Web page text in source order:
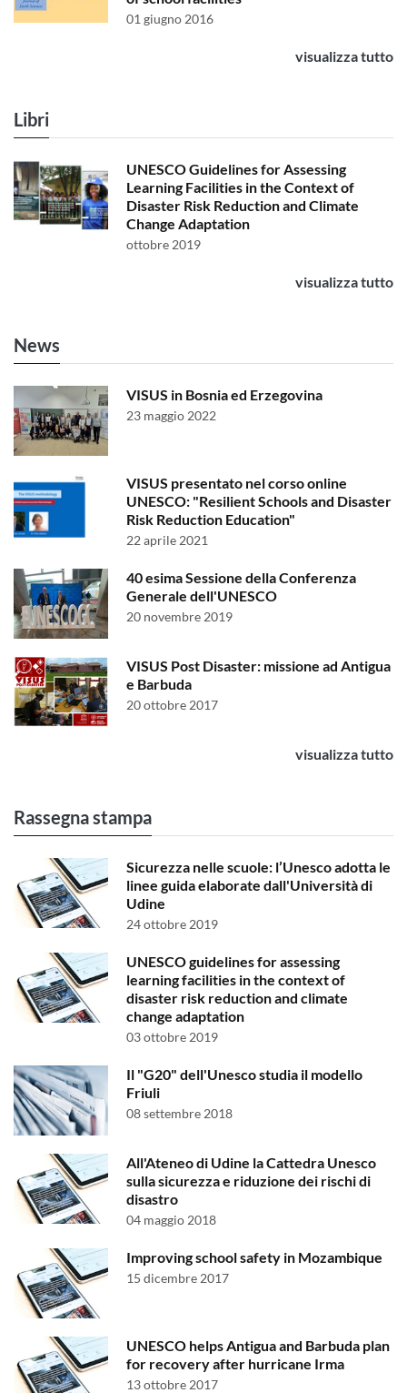
01 giugno 2016
visualizza tutto
Libri
UNESCO Guidelines for Assessing
Learning Facilities in the Context of
Disaster Risk Reduction and Climate
Change Adaptation
ottobre 2019
visualizza tutto
News
VISUS in Bosnia ed Erzegovina
23 maggio 2022
VISUS presentato nel corso online
UNESCO: "Resilient Schools and Disaster
Risk Reduction Education"
22 aprile 2021
40 esima Sessione della Conferenza
Generale dell'UNESCO
20 novembre 2019
VISUS Post Disaster: missione ad Antigua
e Barbuda
20 ottobre 2017
visualizza tutto
Rassegna stampa
Sicurezza nelle scuole: l’Unesco adotta le
linee guida elaborate dall'Università di
Udine
24 ottobre 2019
UNESCO guidelines for assessing
learning facilities in the context of
disaster risk reduction and climate
change adaptation
03 ottobre 2019
Il "G20" dell'Unesco studia il modello
Friuli
08 settembre 2018
All'Ateneo di Udine la Cattedra Unesco
sulla sicurezza e riduzione dei rischi di
disastro
04 maggio 2018
Improving school safety in Mozambique
15 dicembre 2017
UNESCO helps Antigua and Barbuda plan
for recovery after hurricane Irma
13 ottobre 2017